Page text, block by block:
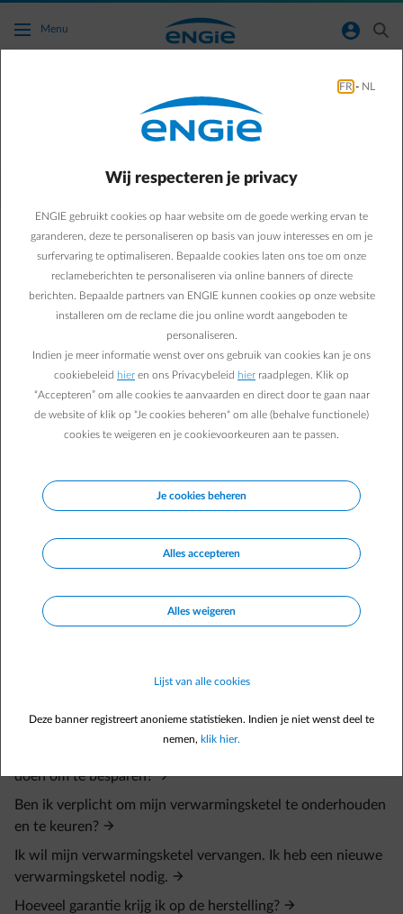
Ga naar de hoofdinhoud
Menu normal-account-circle search
Wie kan ik contacteren bij problemen na de
arrow-left Terug naar contactpagina
Bel ons gerust op 078 35 33 33 als je vragen hebt over de
herstelling.
Veelgestelde vragen
Kan ik mij ook verzekeren tegen een defecte verwarming?
verwarmingsinstallatie?
Wat is de duurtijd van mijn onderhoudscontract?
Ik ga verhuizen, wat gebeurt er met mijn
onderhoudscontract?
Wat moet ik doen om mijn promotie of cashback te
Krijg ik een fiscaal attest na het onderhoud?
doen om te besparen?
Ben ik verplicht om mijn verwarmingsketel te onderhouden
en te keuren?
Ik wil mijn verwarmingsketel vervangen. Ik heb een nieuwe
verwarmingsketel nodig.
Hoeveel garantie krijg ik op de herstelling?
FR - NL
Wij respecteren je privacy
ENGIE gebruikt cookies op haar website om de goede werking ervan te
garanderen, deze te personaliseren op basis van jouw interesses en om je
surfervaring te optimaliseren. Bepaalde cookies laten ons toe om onze
reclameberichten te personaliseren via online banners of directe
berichten. Bepaalde partners van ENGIE kunnen cookies op onze website
installeren om de reclame die jou online wordt aangeboden te
personaliseren.
Indien je meer informatie wenst over ons gebruik van cookies kan je ons
cookiebeleid hier en ons Privacybeleid hier raadplegen. Klik op
“Accepteren” om alle cookies te aanvaarden en direct door te gaan naar
de website of klik op "Je cookies beheren" om alle (behalve functionele)
cookies te weigeren en je cookievoorkeuren aan te passen.
Je cookies beheren
Alles accepteren
Alles weigeren
Lijst van alle cookies
Deze banner registreert anonieme statistieken. Indien je niet wenst deel te
nemen, klik hier.